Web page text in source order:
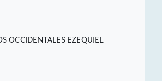
OCCIDENTALES EZEQUIEL